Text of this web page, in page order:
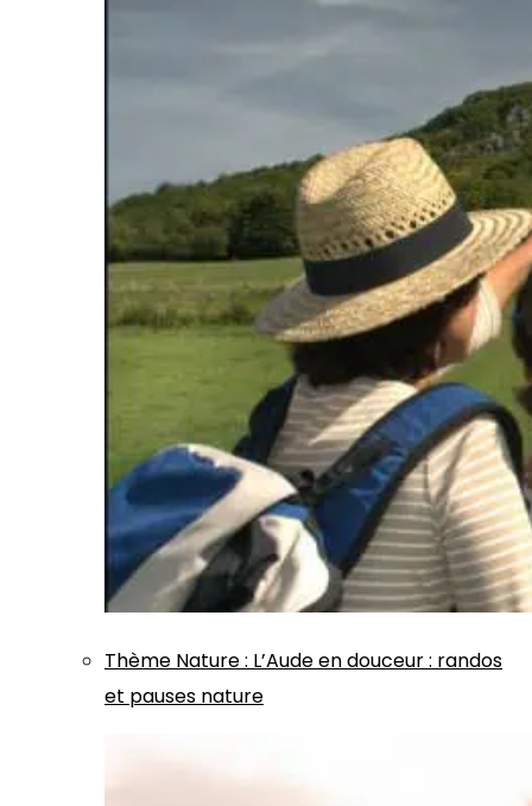
Thème Nature: L’Aude en douceur : randos
et pauses nature